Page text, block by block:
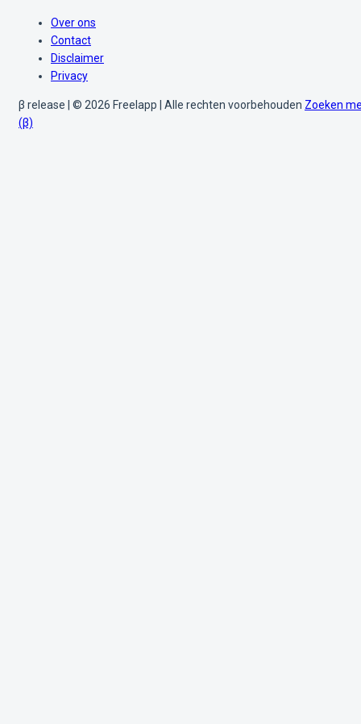
Over ons
Contact
Disclaimer
Privacy
β release | © 2026 Freelapp | Alle rechten voorbehouden Zoeken
(β)